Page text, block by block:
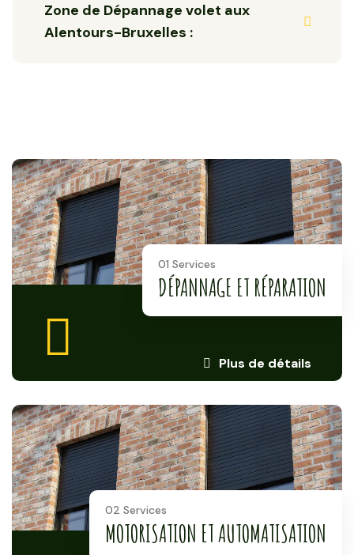
Zone de Dépannage volet aux
Alentours-Bruxelles :
Plus de détails
01 Services
DÉPANNAGE ET RÉPARATION
02 Services
MOTORISATION ET AUTOMATISATION